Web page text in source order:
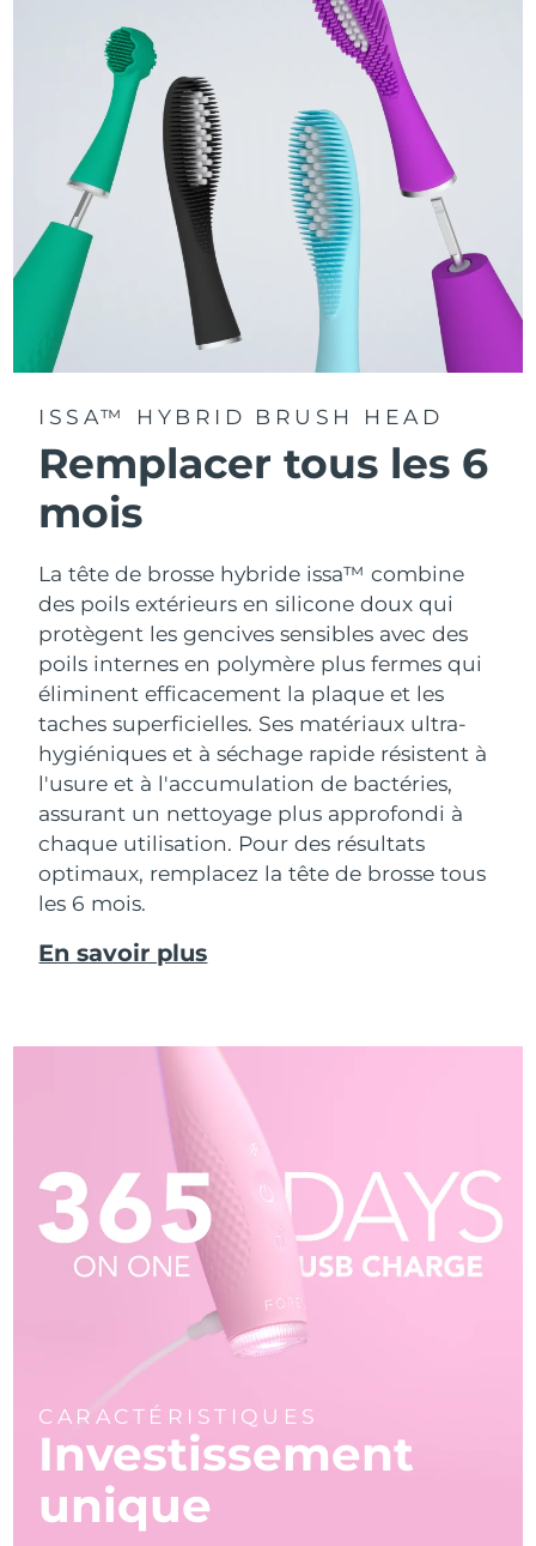
La technologie Sonic Pulse délivre 11 000 pulsations par
minute.
Accédez à des modes de brossage personnalisés via
l'application FOREO For You.
ISSA™ HYBRID BRUSH HEAD
Remplacer tous les 6
mois
La tête de brosse hybride issa™ combine
des poils extérieurs en silicone doux qui
protègent les gencives sensibles avec des
poils internes en polymère plus fermes qui
éliminent efficacement la plaque et les
taches superficielles. Ses matériaux ultra-
hygiéniques et à séchage rapide résistent à
l'usure et à l'accumulation de bactéries,
assurant un nettoyage plus approfondi à
chaque utilisation. Pour des résultats
optimaux, remplacez la tête de brosse tous
les 6 mois.
En savoir plus
CARACTÉRISTIQUES
Investissement
unique